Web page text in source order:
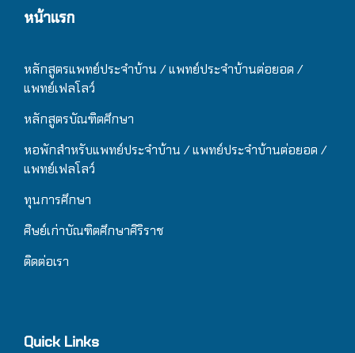
หน้าแรก
หลักสูตรแพทย์ประจำบ้าน / แพทย์ประจำบ้านต่อยอด /
แพทย์เฟลโลว์
หลักสูตรบัณฑิตศึกษา
หอพักสำหรับแพทย์ประจำบ้าน / แพทย์ประจำบ้านต่อยอด /
แพทย์เฟลโลว์
ทุนการศึกษา
ศิษย์เก่าบัณฑิตศึกษาศิริราช
ติดต่อเรา
Quick Links